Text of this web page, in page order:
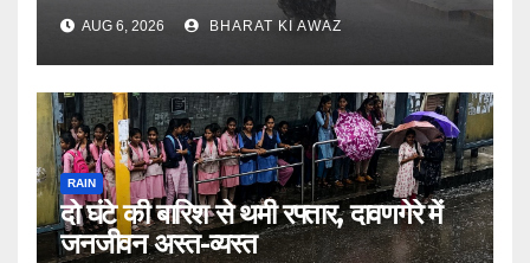
AUG 6, 2026 BHARAT KI AWAZ
RAIN
दो घंटे की बारिश से थमी रफ्तार, दावणगेरे में
जनजीवन अस्त-व्यस्त